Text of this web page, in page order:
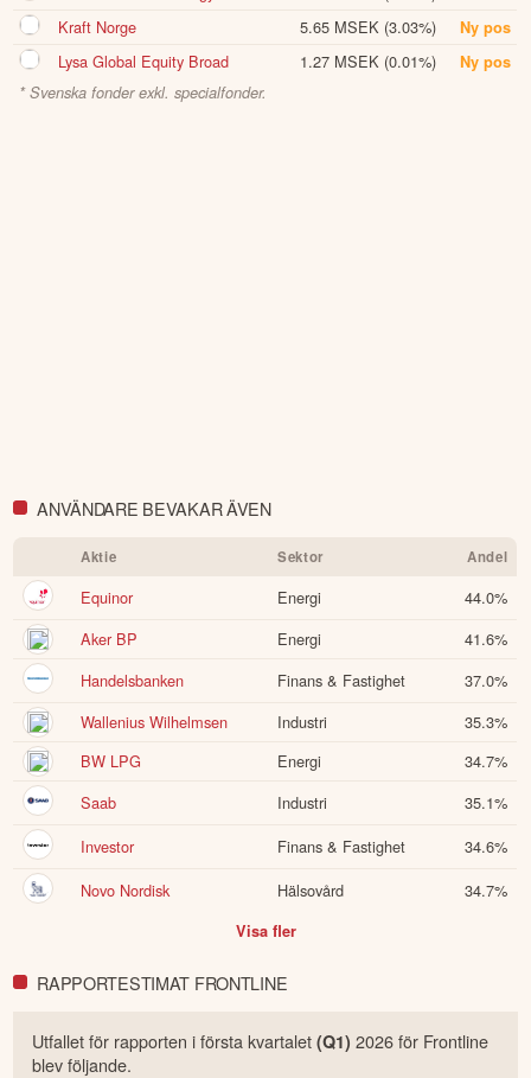
Kraft Norge 5.65 MSEK (3.03%) Ny pos
Lysa Global Equity Broad 1.27 MSEK (0.01%)
Ny pos
* Svenska fonder exkl. specialfonder.
ANVÄNDARE BEVAKAR ÄVEN
Aktie Sektor Andel
Equinor Energi 44.0%
Aker BP
Energi 41.6%
Handelsbanken
Finans & Fastighet 37.0%
Wallenius Wilhelmsen
Industri 35.3%
BW LPG
Energi 34.7%
Saab
Industri 35.1%
Investor
Finans & Fastighet 34.6%
Novo Nordisk
Hälsovård 34.7%
Visa fler
RAPPORTESTIMAT FRONTLINE
Utfallet för rapporten iförsta kvartalet(Q1) 2026för Frontline
blev följande.